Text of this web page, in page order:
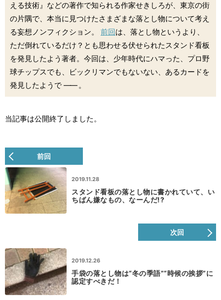
える技術』などの著作で知られる作家せきしろが、東京の街
の片隅で、本当に見つけたさまざまな落とし物について考え
る妄想ノンフィクション。 前回は、落とし物というより、
ただ倒れているだけ？とも思わせる伏せられたスタンド看板
を発見したよう著者。今回は、少年時代にハマった、プロ野
球チップスでも、ビックリマンでもないない、あるカードを
発見したようで ―― 。
当記事は公開終了しました。
前回
2019.11.28
スタンド看板の落とし物に書かれていて、い
ちばん嫌なもの、なーんだ!?
次回
2019.12.26
手袋の落とし物は“冬の季語”“時候の挨拶”に
認定すべきだ！